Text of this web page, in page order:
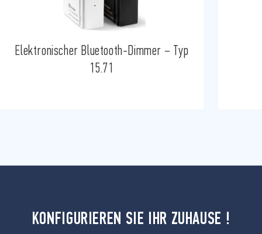
Elektronischer Bluetooth-Dimmer – Typ
15.71
KONFIGURIEREN SIE IHR ZUHAUSE !